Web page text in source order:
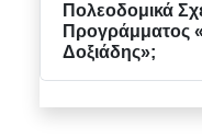
Πολεοδομικά
Προγράμματος «Κωνσταντίνος
Δοξιάδης»;